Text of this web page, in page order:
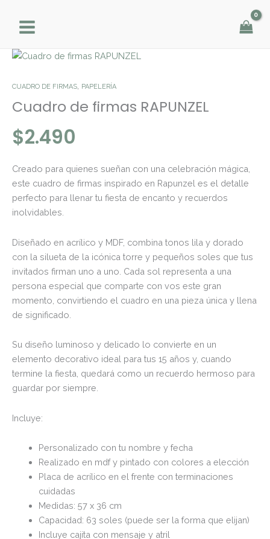
contenido
CUADRO DE FIRMAS PAPELERÍA
Cuadro de firmas RAPUNZEL
$2.490
Creado para quienes sueñan con una celebración mágica,
este cuadro de firmas inspirado en Rapunzel es el detalle
perfecto para llenar tu fiesta de encanto y recuerdos
inolvidables.
Diseñado en acrílico y MDF, combina tonos lila y dorado
con la silueta de la icónica torre y pequeños soles que tus
invitados firman uno a uno. Cada sol representa a una
persona especial que comparte con vos este gran
momento, convirtiendo el cuadro en una pieza única y llena
de significado.
Su diseño luminoso y delicado lo convierte en un
elemento decorativo ideal para tus 15 años y, cuando
termine la fiesta, quedará como un recuerdo hermoso para
guardar por siempre.
Incluye:
Personalizado con tu nombre y fecha
Realizado en mdf y pintado con colores a elección
Placa de acrílico en el frente con terminaciones
cuidadas
Medidas: 57 x 36 cm
Capacidad: 63 soles (puede ser la forma que elijan)
Incluye cajita con mensaje y atril
Cuadro
firmas
RAPUNZEL
cantidad